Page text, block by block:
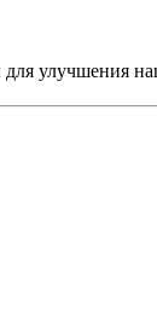
улучшения